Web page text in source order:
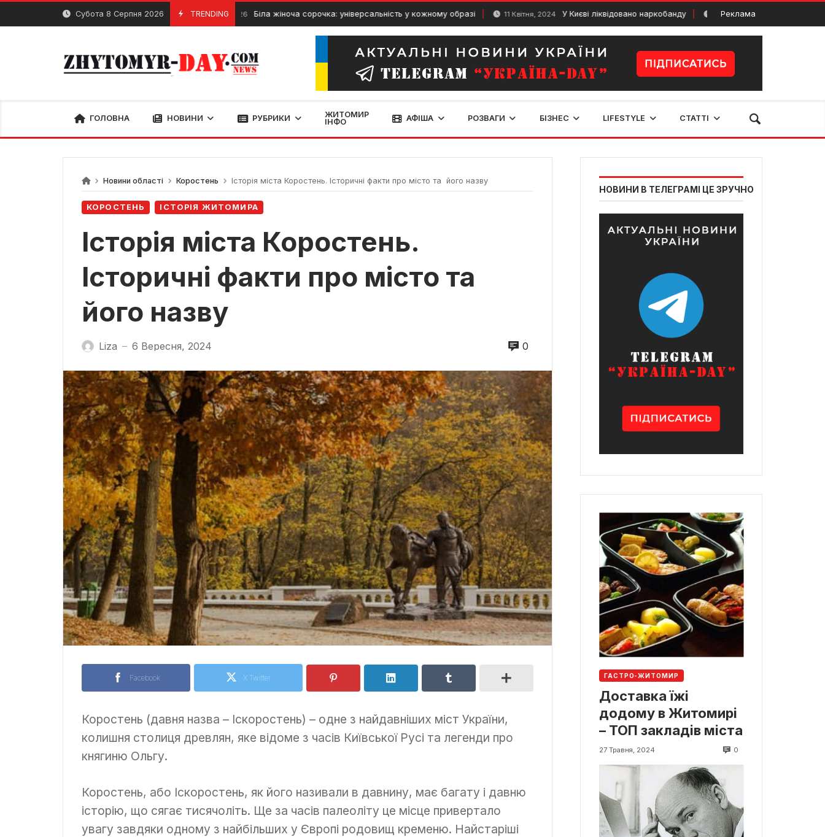
Skip
content
Субота 8 Серпня 2026 TRENDING
8 Травня, 2026 Біла жіноча сорочка: універсальність у кожному образі 11 Квітня, 2024 У Києві ліквідовано наркобанду 30 Жовтня, 2024 Леся Українка:
Реклама
ГОЛОВНА НОВИНИ РУБРИКИ
ЖИТОМИР
ІНФО
АФІША РОЗВАГИ БІЗНЕС LIFESTYLE СТАТТІ
Новини області Коростень Історія міста Коростень. Історичні факти про місто та його назву
КОРОСТЕНЬ ІСТОРІЯ ЖИТОМИРА
Історія міста Коростень.
Історичні факти про місто та
його назву
Liza — 6 Вересня, 2024 0
Facebook X Twitter
Коростень (давня назва – Іскоростень) – одне з найдавніших міст України,
колишня столиця древлян, яке відоме з часів Київської Русі та легенди про
княгиню Ольгу.
Коростень, або Іскоростень, як його називали в давнину, має багату і давню
історію, що сягає тисячоліть. Ще за часів палеоліту це місце привертало
увагу завдяки одному з найбільших у Європі родовищ кременю. Найстаріші
НОВИНИ В ТЕЛЕГРАМІ ЦЕ ЗРУЧНО
ГАСТРО-ЖИТОМИР
Доставка їжі
додому в Житомирі
– ТОП закладів міста
27 Травня, 2024 0